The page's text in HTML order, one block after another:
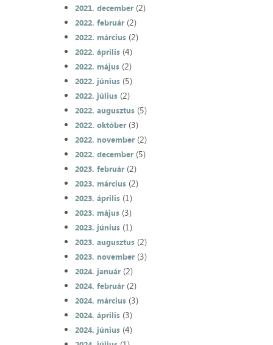
2021. december(2)
2022. február(2)
2022. március(2)
2022. április(4)
2022. május(2)
2022. június(5)
2022. július(2)
2022. augusztus(5)
2022. október(3)
2022. november(2)
2022. december(5)
2023. február(2)
2023. március(2)
2023. április(1)
2023. május(3)
2023. június(1)
2023. augusztus(2)
2023. november(3)
2024. január(2)
2024. február(2)
2024. március(3)
2024. április(3)
2024. június(4)